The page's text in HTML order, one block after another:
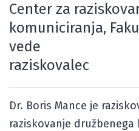
Center za
komuniciranja,
vede
raziskovalec
Dr. Boris Mance je
raziskovanje